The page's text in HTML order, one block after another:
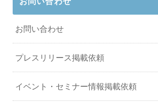
お問い合わせ
プレスリリース掲載依頼
イベント・セミナー情報掲載依頼